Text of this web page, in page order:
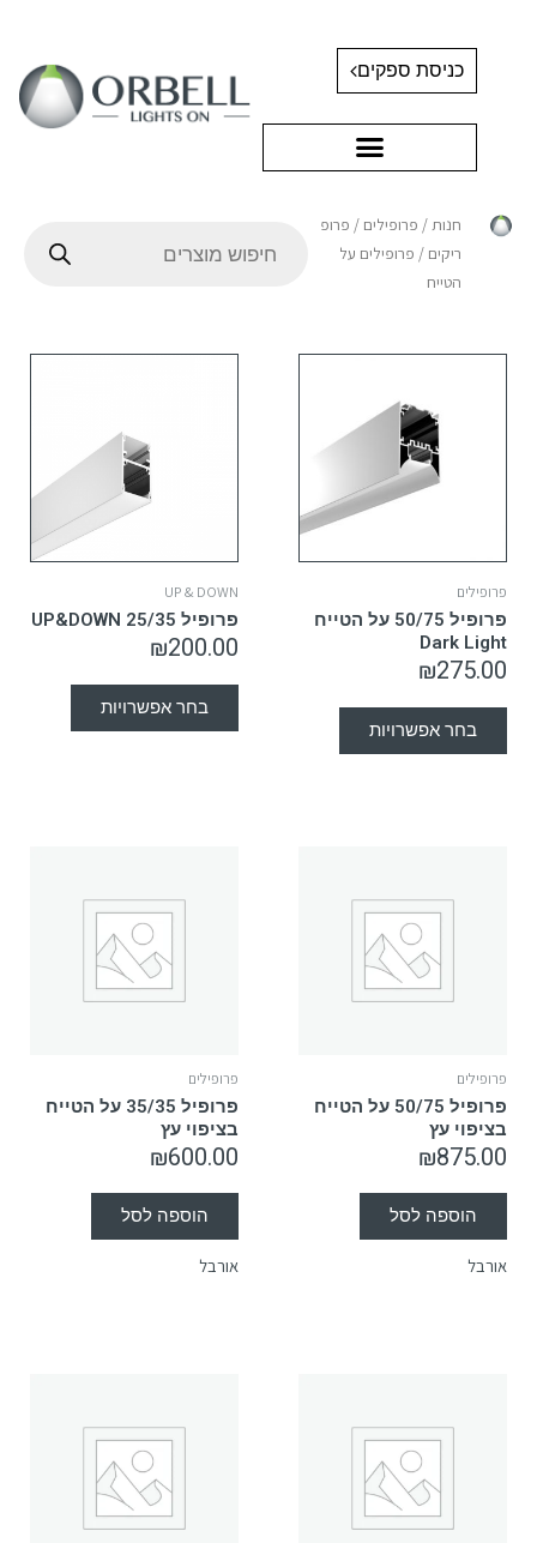
כניסת ספקים
חנות / פרופילים / פרופילים
ריקים / פרופילים על
הטייח
פרופילים
פרופיל 50/75 על הטייח
Dark Light
₪275.00
בחר אפשרויות
UP & DOWN
פרופיל UP&DOWN 25/35
₪200.00
בחר אפשרויות
פרופילים
פרופיל 50/75 על הטייח
בציפוי עץ
₪875.00
הוספה לסל
אורבל
פרופילים
פרופיל 35/35 על הטייח
בציפוי עץ
₪600.00
הוספה לסל
אורבל